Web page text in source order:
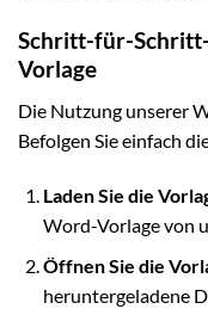
Schritt-für-
Vorlage
Die Nutzung unserer
Befolgen Sie einfach
Laden Sie die
Word-Vorlage von
Öffnen Sie die
heruntergeladene